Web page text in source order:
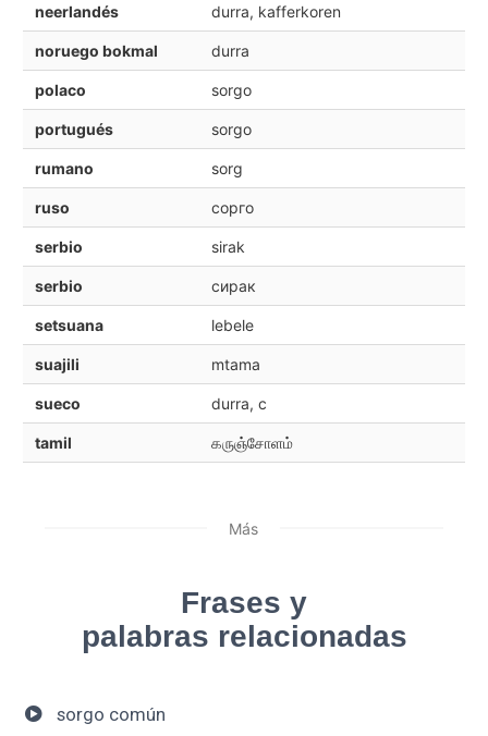
neerlandés durra, kafferkoren
noruego bokmal durra
polaco sorgo
portugués sorgo
rumano sorg
ruso сорго
serbio sirak
serbio сирак
setsuana lebele
suajili mtama
sueco durra, c
tamil கருஞ்சோளம்
Más
Frases y
palabras relacionadas
sorgo común